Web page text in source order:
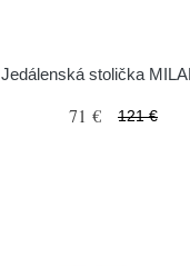
Jedálenská stolička
71 € 121 €